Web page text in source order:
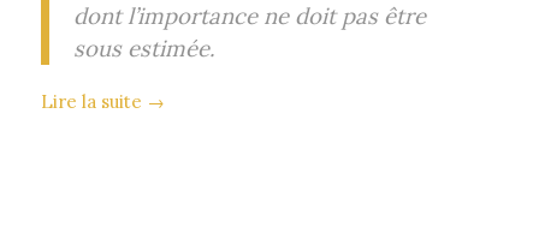
dont l’importance ne doit pas être
sous estimée.
Lire la suite →